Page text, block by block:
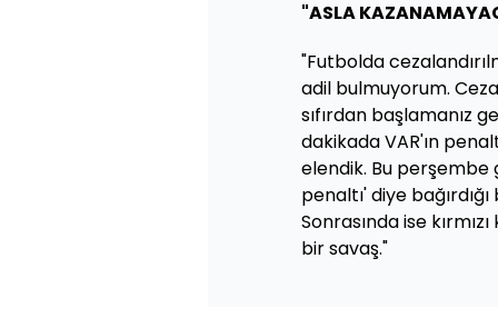
"ASLA
"Futbolda
adil bulmuyorum.
sıfırdan başlamanız
dakikada VAR'ın
elendik. Bu perşembe
penaltı' diye
Sonrasında ise
bir savaş."